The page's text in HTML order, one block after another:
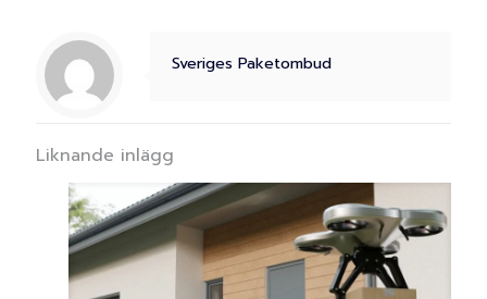
Sveriges Paketombud
Liknande inlägg